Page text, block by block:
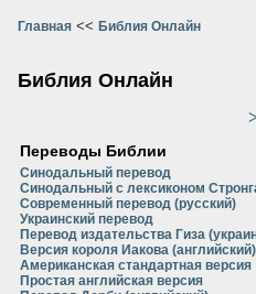
Главная << Библия Онлайн
Библия Онлайн
Переводы Библии
Синодальный перевод
Синодальный с лексиконом
Современный перевод (русский)
Украинский перевод
Перевод издательства Гиза
Версия короля Иакова (английский)
Американская стандартная версия
Простая английская версия